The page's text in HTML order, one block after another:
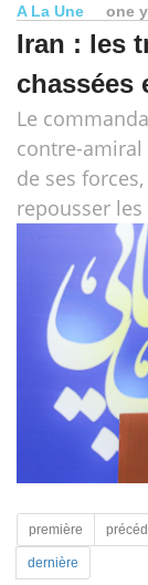
A La Une one
Iran : les
chassées
Le
contre-amiral
de ses
repousser
première
dernière